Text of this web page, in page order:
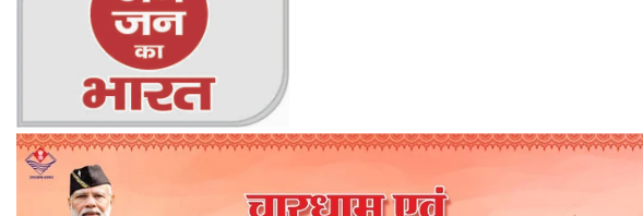
Jan Jan Ka Bharat
Online Trending Hindi News Website